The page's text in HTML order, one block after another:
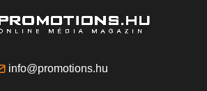
info@promotions.hu